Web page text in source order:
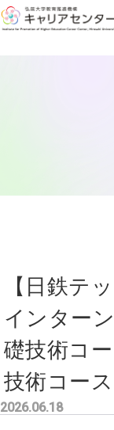
【日鉄テ
インター
礎技術コ
技術コース
2026.06.18